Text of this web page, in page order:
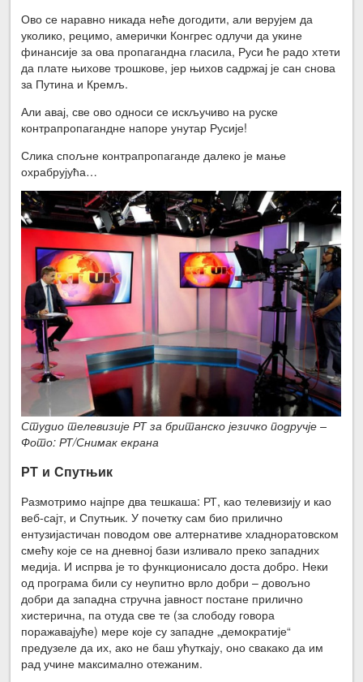
Ово се наравно никада неће догодити, али верујем да
уколико, рецимо, амерички Конгрес одлучи да укине
финансије за ова пропагандна гласила, Руси ће радо хтети
да плате њихове трошкове, јер њихов садржај је сан снова
за Путина и Кремљ.
Али авај, све ово односи се искључиво на руске
контрапропагандне напоре унутар Русије!
Слика спољне контрапропаганде далеко је мање
охрабрујућа…
Студио телевизије РТ за британско језичко подручје –
Фото: РТ/Снимак екрана
РТ и Спутњик
Размотримо најпре два тешкаша: РТ, као телевизију и као
веб-сајт, и Спутњик. У почетку сам био прилично
ентузијастичан поводом ове алтернативе хладноратовском
смећу које се на дневној бази изливало преко западних
медија. И испрва је то функционисало доста добро. Неки
од програма били су неупитно врло добри – довољно
добри да западна стручна јавност постане прилично
хистерична, па отуда све те (за слободу говора
поражавајуће) мере које су западне „демократије“
предузеле да их, ако не баш ућуткају, оно свакако да им
рад учине максимално отежаним.